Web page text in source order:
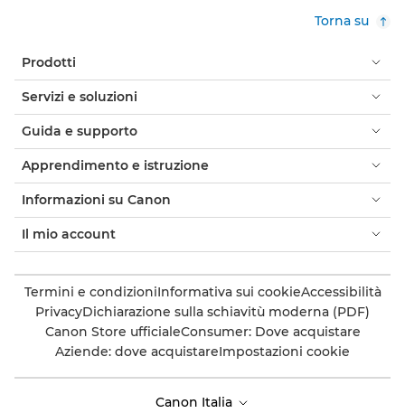
Torna su
Prodotti
Servizi e soluzioni
Guida e supporto
Apprendimento e istruzione
Informazioni su Canon
Il mio account
Termini e condizioniInformativa sui cookieAccessibilità
PrivacyDichiarazione sulla schiavitù moderna (PDF)
Canon Store ufficialeConsumer: Dove acquistare
Aziende: dove acquistareImpostazioni cookie
Canon Italia